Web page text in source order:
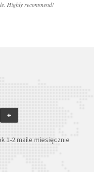
Highly recommend!
+
1-2 maile miesięcznie